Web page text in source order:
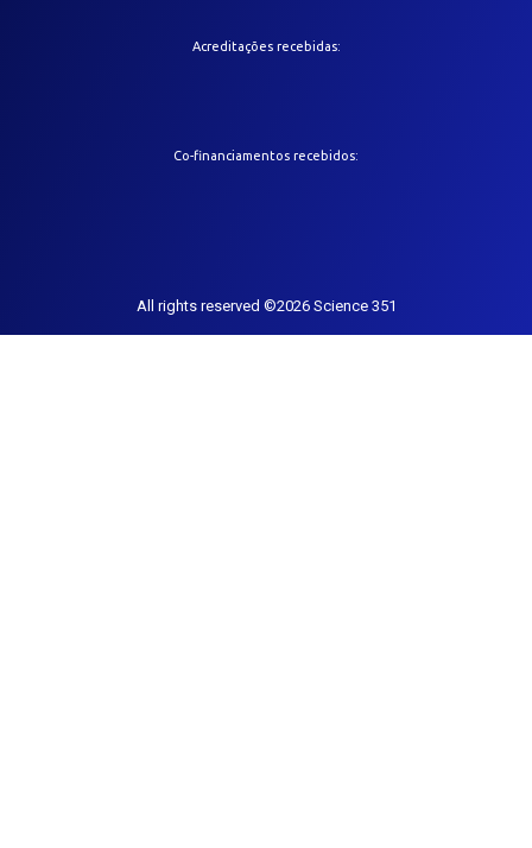
Acreditações recebidas:
Co-financiamentos recebidos:
All rights reserved ©2026 Science 351